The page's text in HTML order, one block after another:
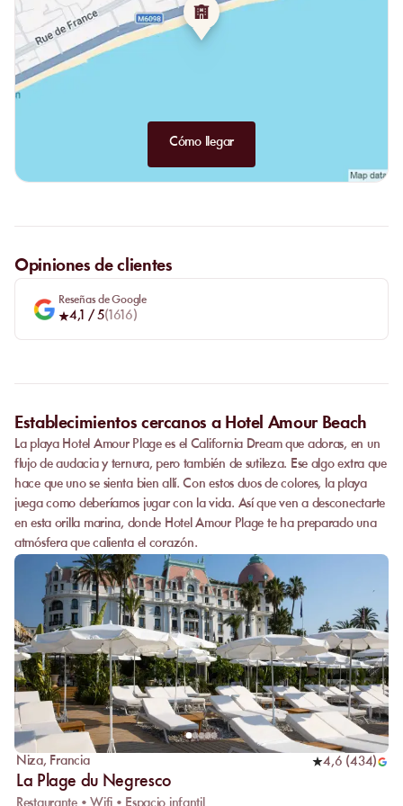
Fontainebleau figues et des glaces ou sorbets Berthillon pour plus
de légèreté.
Cómo llegar
Opiniones de clientes
Reseñas de Google
4,1 / 5( 1616)
Establecimientos cercanos a Hotel Amour Beach
La playa Hotel Amour Plage es el California Dream que adoras, en un
flujo de audacia y ternura, pero también de sutileza. Ese algo extra que
hace que uno se sienta bien allí. Con estos duos de colores, la playa
juega como deberíamos jugar con la vida. Así que ven a desconectarte
en esta orilla marina, donde Hotel Amour Plage te ha preparado una
atmósfera que calienta el corazón.
Niza, Francia 4,6 (434)
La Plage du Negresco